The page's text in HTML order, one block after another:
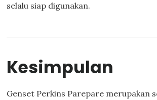
selalu siap digunakan.
Kesimpulan
Genset Perkins Parepare merupakan